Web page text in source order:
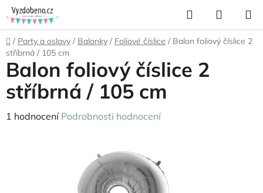
Přejít
na
obsah
Hledat
KOŠÍK
Domů
/ Party a oslavy / Balonky / Foliové číslice / Balon foliový číslice 2
stříbrná / 105 cm
Balon foliový číslice 2
stříbrná / 105 cm
Průměrné
1 hodnocení Podrobnosti hodnocení